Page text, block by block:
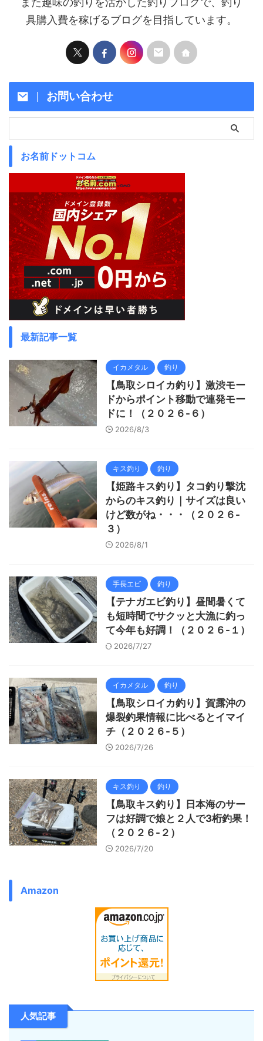
具購入費を稼げるブログを目指しています。
お問い合わせ
お名前ドットコム
最新記事一覧
イカメタル 釣り
【鳥取シロイカ釣り】激渋モー
ドからポイント移動で連発モー
ドに！（２０２６-６）
2026/8/3
キス釣り 釣り
【姫路キス釣り】タコ釣り撃沈
からのキス釣り｜サイズは良い
けど数がね・・・（２０２６-
３）
2026/8/1
手長エビ 釣り
【テナガエビ釣り】昼間暑くて
も短時間でサクッと大漁に釣っ
て今年も好調！（２０２６-１）
2026/7/27
イカメタル 釣り
【鳥取シロイカ釣り】賀露沖の
爆裂釣果情報に比べるとイマイ
チ（２０２６-５）
2026/7/26
キス釣り 釣り
【鳥取キス釣り】日本海のサー
フは好調で娘と２人で3桁釣果！
（２０２６-２）
2026/7/20
Amazon
人気記事